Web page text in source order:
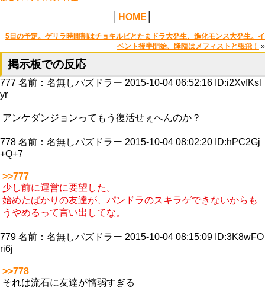
HOME
5日の予定。ゲリラ時間割はチョキルビとたまドラ大発生、進化モンス大発生。イ
ベント後半開始、降臨はメフィストと張飛！ »
掲示板での反応
777 名前： 名無しパズドラー 2015-10-04 06:52:16 ID:i2XvfKsl
yr
アンケダンジョンってもう復活せぇへんのか？
778 名前： 名無しパズドラー 2015-10-04 08:02:20 ID:hPC2Gj
+Q+7
>>777
少し前に運営に要望した。
始めたばかりの友達が、パンドラのスキラゲできないからも
うやめるって言い出してな。
779 名前： 名無しパズドラー 2015-10-04 08:15:09 ID:3K8wFO
ri6j
>>778
それは流石に友達が惰弱すぎる